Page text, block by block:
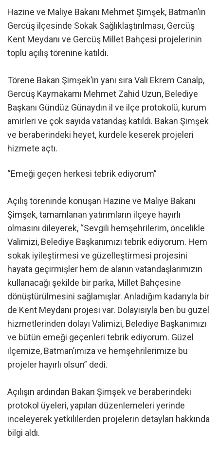
Hazine ve Maliye Bakanı Mehmet Şimşek, Batman’ın
Gercüş ilçesinde Sokak Sağlıklaştırılması, Gercüş
Kent Meydanı ve Gercüş Millet Bahçesi projelerinin
toplu açılış törenine katıldı.
Törene Bakan Şimşek’in yanı sıra Vali Ekrem Canalp,
Gercüş Kaymakamı Mehmet Zahid Uzun, Belediye
Başkanı Gündüz Günaydın il ve ilçe protokolü, kurum
amirleri ve çok sayıda vatandaş katıldı. Bakan Şimşek
ve beraberindeki heyet, kurdele keserek projeleri
hizmete açtı.
“Emeği geçen herkesi tebrik ediyorum”
Açılış töreninde konuşan Hazine ve Maliye Bakanı
Şimşek, tamamlanan yatırımların ilçeye hayırlı
olmasını dileyerek, “Sevgili hemşehrilerim, öncelikle
Valimizi, Belediye Başkanımızı tebrik ediyorum. Hem
sokak iyileştirmesi ve güzelleştirmesi projesini
hayata geçirmişler hem de alanın vatandaşlarımızın
kullanacağı şekilde bir parka, Millet Bahçesine
dönüştürülmesini sağlamışlar. Anladığım kadarıyla bir
de Kent Meydanı projesi var. Dolayısıyla ben bu güzel
hizmetlerinden dolayı Valimizi, Belediye Başkanımızı
ve bütün emeği geçenleri tebrik ediyorum. Güzel
ilçemize, Batman’ımıza ve hemşehrilerimize bu
projeler hayırlı olsun” dedi.
Açılışın ardından Bakan Şimşek ve beraberindeki
protokol üyeleri, yapılan düzenlemeleri yerinde
inceleyerek yetkililerden projelerin detayları hakkında
bilgi aldı.